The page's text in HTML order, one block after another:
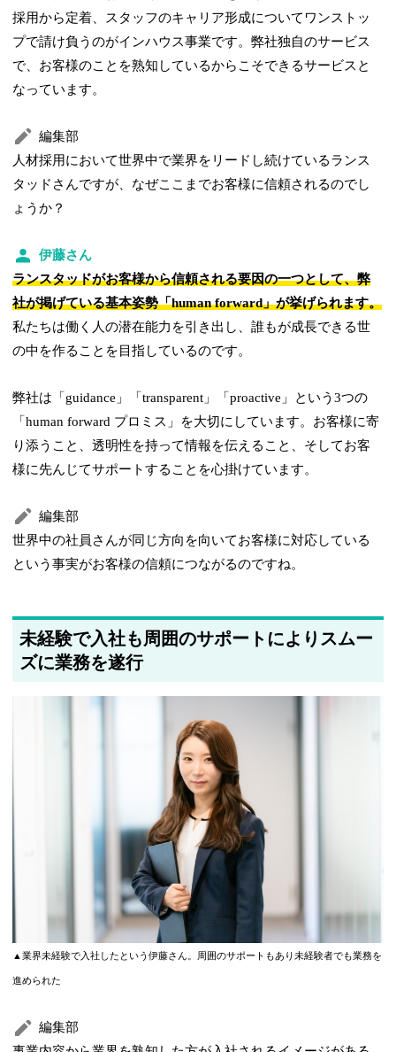
採用から定着、スタッフのキャリア形成についてワンストッ
プで請け負うのがインハウス事業です。弊社独自のサービス
で、お客様のことを熟知しているからこそできるサービスと
なっています。
編集部
人材採用において世界中で業界をリードし続けているランス
タッドさんですが、なぜここまでお客様に信頼されるのでし
ょうか？
伊藤さん
ランスタッドがお客様から信頼される要因の一つとして、弊
社が掲げている基本姿勢「human forward」が挙げられます。
私たちは働く人の潜在能力を引き出し、誰もが成長できる世
の中を作ることを目指しているのです。
弊社は「guidance」「transparent」「proactive」という3つの
「human forward プロミス」を大切にしています。お客様に寄
り添うこと、透明性を持って情報を伝えること、そしてお客
様に先んじてサポートすることを心掛けています。
編集部
世界中の社員さんが同じ方向を向いてお客様に対応している
という事実がお客様の信頼につながるのですね。
未経験で入社も周囲のサポートによりスムー
ズに業務を遂行
▲業界未経験で入社したという伊藤さん。周囲のサポートもあり未経験者でも業務を
進められた
編集部